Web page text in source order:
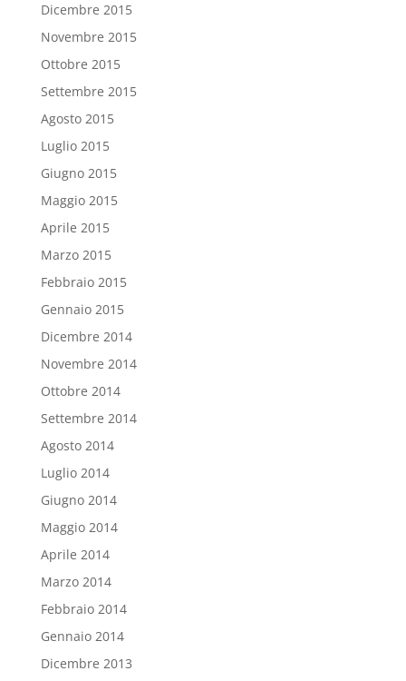
Dicembre 2015
Novembre 2015
Ottobre 2015
Settembre 2015
Agosto 2015
Luglio 2015
Giugno 2015
Maggio 2015
Aprile 2015
Marzo 2015
Febbraio 2015
Gennaio 2015
Dicembre 2014
Novembre 2014
Ottobre 2014
Settembre 2014
Agosto 2014
Luglio 2014
Giugno 2014
Maggio 2014
Aprile 2014
Marzo 2014
Febbraio 2014
Gennaio 2014
Dicembre 2013